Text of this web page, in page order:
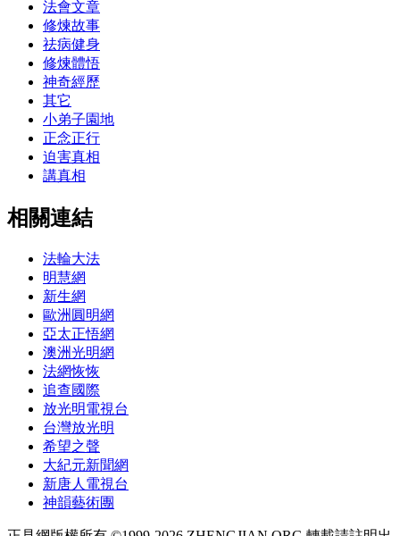
法會文章
修煉故事
祛病健身
修煉體悟
神奇經歷
其它
小弟子園地
正念正行
迫害真相
講真相
相關連結
法輪大法
明慧網
新生網
歐洲圓明網
亞太正悟網
澳洲光明網
法網恢恢
追查國際
放光明電視台
台灣放光明
希望之聲
大紀元新聞網
新唐人電視台
神韻藝術團